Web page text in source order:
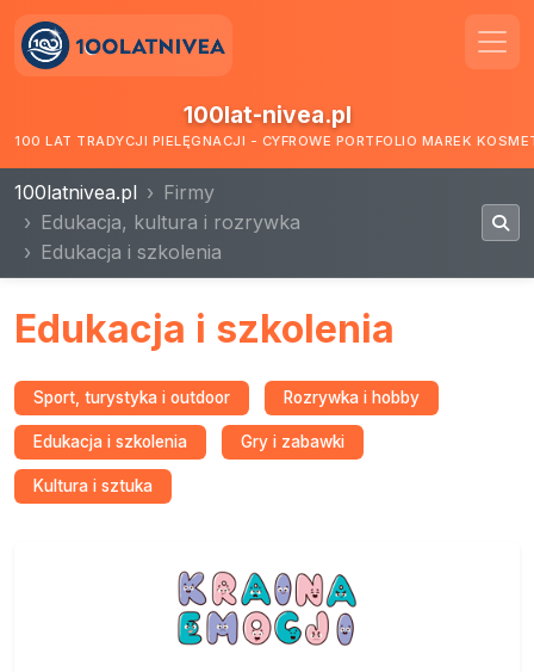
100lat-nivea.pl
100 LAT TRADYCJI PIELĘGNACJI - CYFROWE PORTFOLIO MAREK
100latnivea.pl
Firmy
Edukacja, kultura i rozrywka
Edukacja i szkolenia
Edukacja i szkolenia
Sport, turystyka i outdoor Rozrywka i hobby
Edukacja i szkolenia Gry i zabawki
Kultura i sztuka